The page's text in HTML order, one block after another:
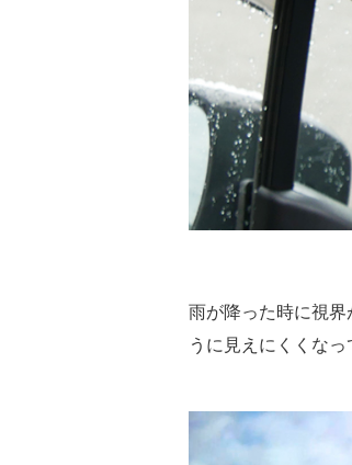
雨が降った時に視
うに見えにくくなっ